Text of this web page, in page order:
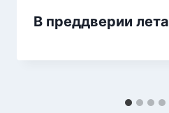
В преддверии лета